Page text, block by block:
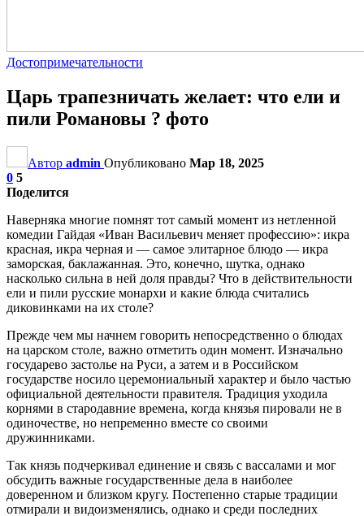
Достопримечательности
Царь трапезничать желает: что ели и
пили Романовы ? фото
Автор admin Опубликовано Мар 18, 2025
0 5
Поделится
Наверняка многие помнят тот самый момент из нетленной
комедии Гайдая «Иван Васильевич меняет профессию»: икра
красная, икра черная и — самое элитарное блюдо — икра
заморская, баклажанная. Это, конечно, шутка, однако
насколько сильна в ней доля правды? Что в действительности
ели и пили русские монархи и какие блюда считались
диковинками на их столе?
Прежде чем мы начнем говорить непосредственно о блюдах
на царском столе, важно отметить один момент. Изначально
государево застолье на Руси, а затем и в Российском
государстве носило церемониальный характер и было частью
официальной деятельности правителя. Традиция уходила
корнями в стародавние времена, когда князья пировали не в
одиночестве, но непременно вместе со своими
дружинниками.
Так князь подчеркивал единение и связь с вассалами и мог
обсудить важные государственные дела в наиболее
доверенном и близком кругу. Постепенно старые традиции
отмирали и видоизменялись, однако и среди последних